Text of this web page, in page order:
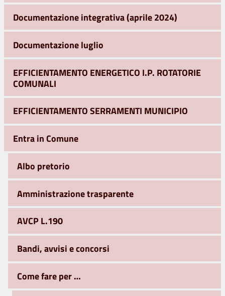
Documentazione integrativa (aprile 2024)
Documentazione luglio
EFFICIENTAMENTO ENERGETICO I.P. ROTATORIE
COMUNALI
EFFICIENTAMENTO SERRAMENTI MUNICIPIO
Entra in Comune
Albo pretorio
Amministrazione trasparente
AVCP L.190
Bandi, avvisi e concorsi
Come fare per …